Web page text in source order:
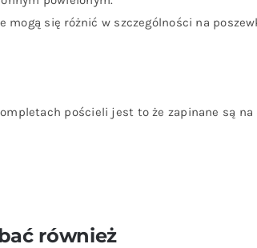
mogą się różnić w szczególności na
pościeli jest to że zapinane są
również